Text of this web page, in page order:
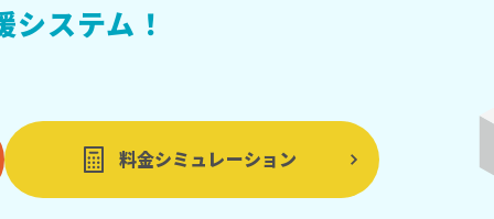
ステム！
料金シミュレーション